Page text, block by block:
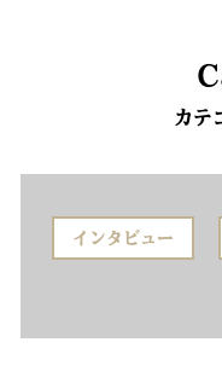
カテ
インタビュー